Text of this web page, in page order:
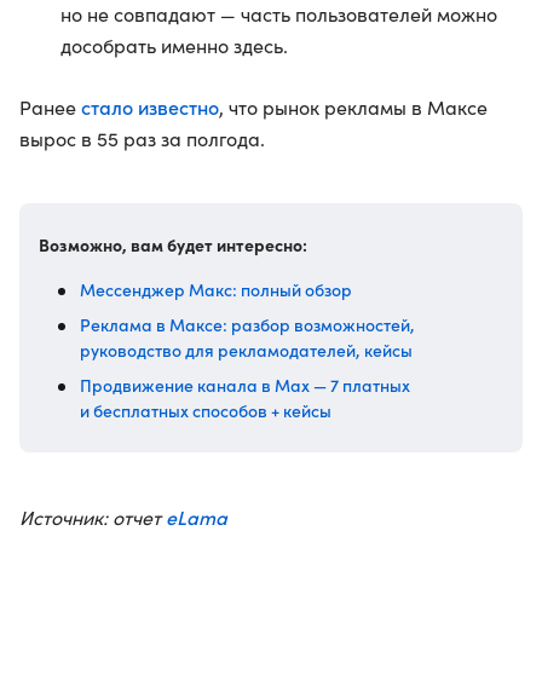
но не совпадают — часть пользователей можно
дособрать именно здесь.
Ранеестало известно, что рынок рекламы в Максе
вырос в 55 раз за полгода.
Возможно, вам будет интересно:
Мессенджер Макс: полный обзор
Реклама в Максе: разбор возможностей,
руководство для рекламодателей, кейсы
Продвижение канала в Max — 7 платных
и бесплатных способов + кейсы
Источник: отчетeLama